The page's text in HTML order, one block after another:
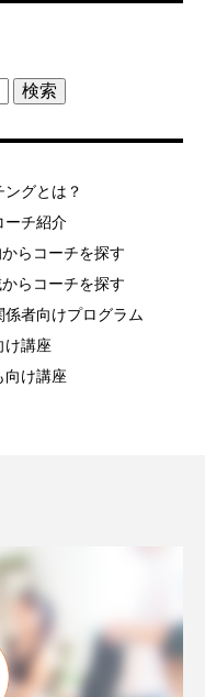
ングとは？
ーチ紹介
らコーチを探す
らコーチを探す
係者向けプログラム
け講座
向け講座